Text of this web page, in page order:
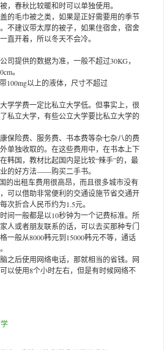
，春秋比较暖和时可以单独使用。
的毛巾被之类，如果是正好需要用的季节
不建议带太厚的被子，如果住宿舍，宿舍
直开着，所以冬天不会冷。
司提供的数据为准，一般不超过30KG，
。
100mg以上的液体，尺寸不超过
学学费一定比私立大学低。但事实上，很
私立大学，有些公立大学要比私立大学的
保险费、服务费、书本费等杂七杂八的费
单独收取的。在这些费用中，在书本上下
韩国，教材比起国内是比较“辣手”的，最
的好方法——购买二手书。
的出租车费用很高昂，而且很多城市没有
可以借助非常便利的交通设施节省交通开
次折合人民币约为1.5元。
间一般都是以10秒钟为一个记费标准。所
人或者朋友联系的话，可以去买那种专门
一般从8000韩元到15000韩元不等，通话
之后使用网络电话，那就相当的省钱。网
以使用8个小时左右，但是有时候网络不